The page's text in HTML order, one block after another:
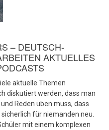
– DEUTSCH-
AKTUELLES
aktuelle Themen
diskutiert werden, dass man
Reden üben muss, dass
für niemanden neu.
mit einem komplexen